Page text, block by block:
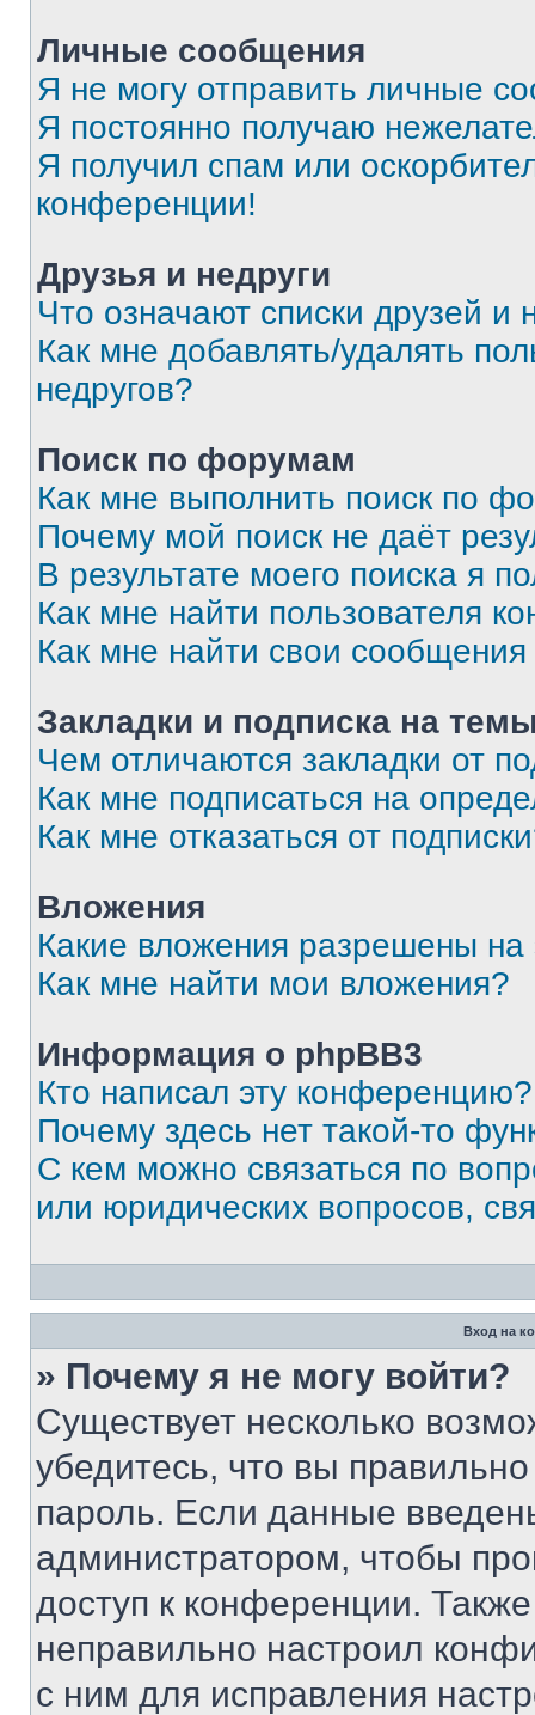
Личные сообщения
Я не могу отправить личные
Я постоянно получаю
Я получил спам или
конференции!
Друзья и недруги
Что означают списки друзей и
Как мне добавлять/удалять
недругов?
Поиск по форумам
Как мне выполнить поиск по
Почему мой поиск не даёт
В результате моего поиска я
Как мне найти пользователя
Как мне найти свои
Закладки и подписка на
Чем отличаются закладки от
Как мне подписаться на
Как мне отказаться от
Вложения
Какие вложения разрешены
Как мне найти мои вложения?
Информация о phpBB3
Кто написал эту конференцию?
Почему здесь нет такой-то
С кем можно связаться по
или юридических вопросов,
Вход на
» Почему я не могу войти?
Существует несколько
убедитесь, что вы
пароль. Если данные
администратором, чтобы
доступ к конференции.
неправильно настроил
с ним для исправления